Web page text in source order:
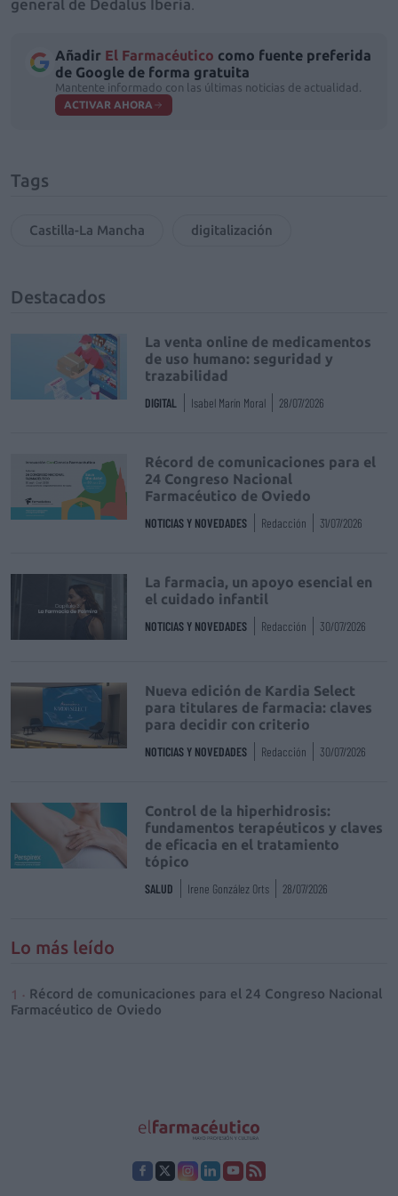
general de Dedalus Iberia
Añadir El Farmacéutico como fuente preferida
de Google de forma gratuita
Mantente informado con las últimas noticias de actualidad.
ACTIVAR AHORA
Tags
Castilla-La Mancha digitalización
Destacados
La venta online de medicamentos
de uso humano: seguridad y
trazabilidad
DIGITAL Isabel Marín Moral 28/07/2026
Récord de comunicaciones para el
24 Congreso Nacional
Farmacéutico de Oviedo
NOTICIAS Y NOVEDADES Redacción 31/07/2026
La farmacia, un apoyo esencial en
el cuidado infantil
NOTICIAS Y NOVEDADES Redacción 30/07/2026
Nueva edición de Kardia Select
para titulares de farmacia: claves
para decidir con criterio
NOTICIAS Y NOVEDADES Redacción 30/07/2026
Control de la hiperhidrosis:
fundamentos terapéuticos y claves
de eficacia en el tratamiento
tópico
SALUD Irene González Orts 28/07/2026
Lo más leído
Récord de comunicaciones para el 24 Congreso Nacional
Farmacéutico de Oviedo